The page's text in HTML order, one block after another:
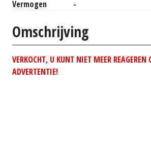
Vermogen
-
Omschrijving
VERKOCHT, U KUNT NIET MEER REAGEREN
ADVERTENTIE!